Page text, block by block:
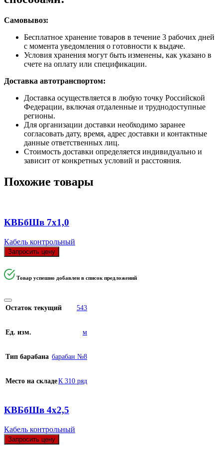
Самовывоз:
Бесплатное хранение товаров в течение 3 рабочих дней
с момента уведомления о готовности к выдаче.
Условия хранения могут быть изменены, как указано в
счете на оплату или спецификации.
Доставка автотранспортом:
Доставка осуществляется в любую точку Российской
Федерации, включая отдаленные и труднодоступные
регионы.
Для организации доставки необходимо заранее
согласовать дату, время, адрес доставки и контактные
данные ответственных лиц.
Стоимость доставки определяется индивидуально и
зависит от конкретных условий и расстояния.
Похожие товары
КВБбШв 7х1,0
Кабель контрольный
Запросить цену
Товар успешно добавлен в список предложений
Остаток текущий 543
Ед. изм. м
Тип барабана барабан №8
Место на складеК 310 ряд
КВБбШв 4х2,5
Кабель контрольный
Запросить цену